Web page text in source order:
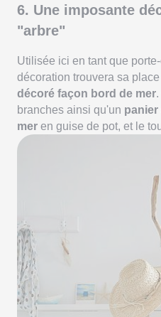
6. Une imposante
"arbre"
Utilisée ici en tant que
décoration trouvera sa place
décoré façon bord de mer
branches ainsi qu'un panier
mer en guise de pot, et le